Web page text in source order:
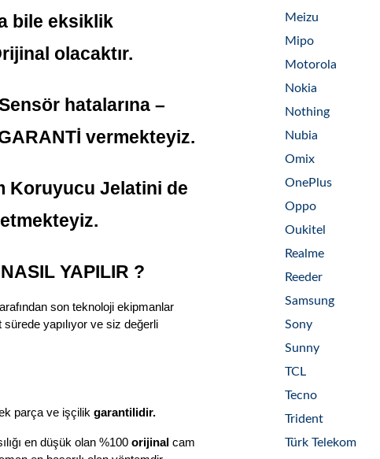
bile eksiklik
olacaktır.
hatalarına –
vermekteyiz.
Koruyucu Jelatini de
YAPILIR ?
son teknoloji ekipmanlar
yapılıyor ve siz değerli
parça ve işçilik garantilidir.
en düşük olan %100 orijinal cam
Meizu
Mipo
Motorola
Nokia
Nothing
Nubia
Omix
OnePlus
Oppo
Oukitel
Realme
Reeder
Samsung
Sony
Sunny
TCL
Tecno
Trident
Türk Telekom